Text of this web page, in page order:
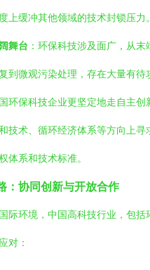
上缓冲其他领域的技术封锁压力。
舞台 ：环保科技涉及面广，从末
到微观污染处理，存在大量有待
环保科技企业更坚定地走自主创
技术、循环经济体系等方向上寻
体系和技术标准。
：协同创新与开放合作
际环境，中国高科技行业，包括
对：